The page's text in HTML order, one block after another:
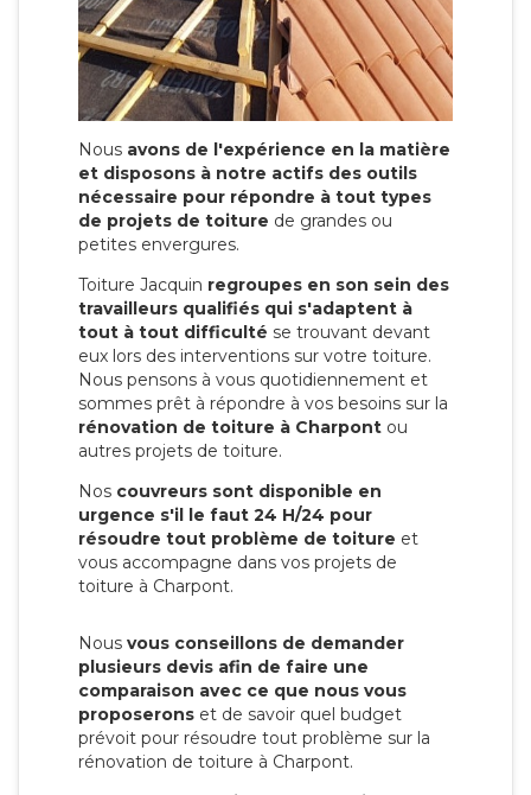
Nous avons de l'expérience en la matière
et disposons à notre actifs des outils
nécessaire pour répondre à tout types
de projets de toiture de grandes ou
petites envergures.
Toiture Jacquin regroupes en son sein des
travailleurs qualifiés qui s'adaptent à
tout à tout difficulté se trouvant devant
eux lors des interventions sur votre toiture.
Nous pensons à vous quotidiennement et
sommes prêt à répondre à vos besoins sur la
rénovation de toiture à Charpont ou
autres projets de toiture.
Nos couvreurs sont disponible en
urgence s'il le faut 24 H/24 pour
résoudre tout problème de toiture et
vous accompagne dans vos projets de
toiture à Charpont.
Nous vous conseillons de demander
plusieurs devis afin de faire une
comparaison avec ce que nous vous
proposerons et de savoir quel budget
prévoit pour résoudre tout problème sur la
rénovation de toiture à Charpont.